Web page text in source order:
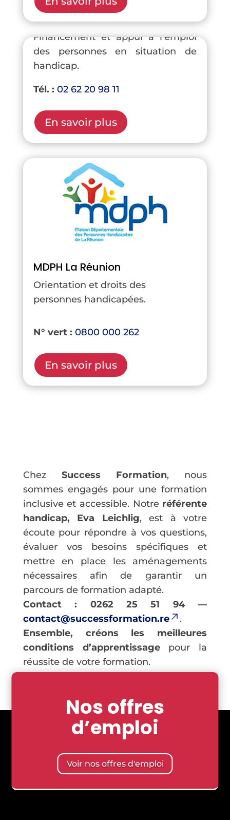
AGEFIPH
Financement et appui à l’emploi
des personnes en situation de
handicap.
Tél. : 02 62 20 98 11
En savoir plus
MDPH La Réunion
Orientation et droits des
personnes handicapées.
N° vert : 0800 000 262
En savoir plus
Chez Success Formation, nous
sommes engagés pour une formation
inclusive et accessible. Notre référente
handicap, Eva Leichlig, est à votre
écoute pour répondre à vos questions,
évaluer vos besoins spécifiques et
mettre en place les aménagements
nécessaires afin de garantir un
parcours de formation adapté.
Contact : 0262 25 51 94 —
contact@successformation.re
.
Ensemble, créons les meilleures
conditions d’apprentissagepour la
réussite de votre formation.
Nos offres
d’emploi
Voir nos offres d'emploi